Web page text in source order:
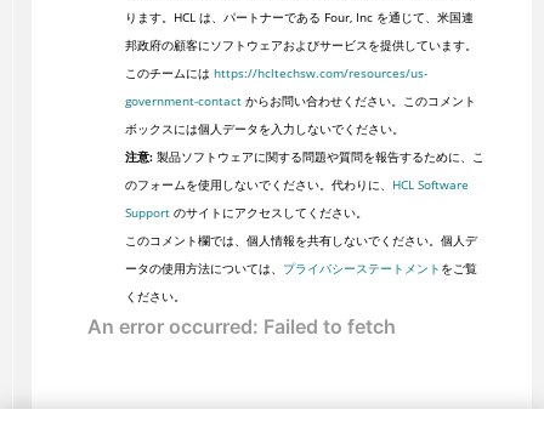
ります。HCL は、パートナーである Four, Inc を通じて、米国連
邦政府の顧客にソフトウェアおよびサービスを提供しています。
このチームには https://hcltechsw.com/resources/us-
government-contactからお問い合わせください。このコメント
ボックスには個人データを入力しないでください。
注意:製品ソフトウェアに関する問題や質問を報告するために、こ
のフォームを使用しないでください。代わりに、 HCL Software
Supportのサイトにアクセスしてください。
このコメント欄では、個人情報を共有しないでください。個人デ
ータの使用方法については、 プライバシーステートメント をご覧
ください。